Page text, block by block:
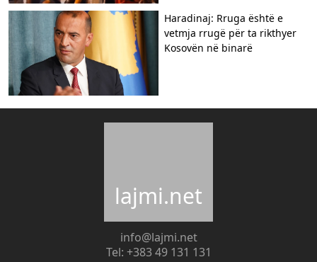
Haradinaj: Rruga është e
vetmja rrugë për ta rikthyer
Kosovën në binarë
lajmi.net
info@lajmi.net
Tel: +383 49 131 131